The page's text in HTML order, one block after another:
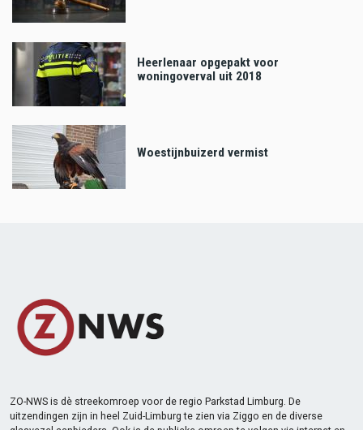
Heerlenaar opgepakt voor
woningoverval uit 2018
Woestijnbuizerd vermist
ZO-NWS is dè streekomroep voor de regio Parkstad Limburg. De
uitzendingen zijn in heel Zuid-Limburg te zien via Ziggo en de diverse